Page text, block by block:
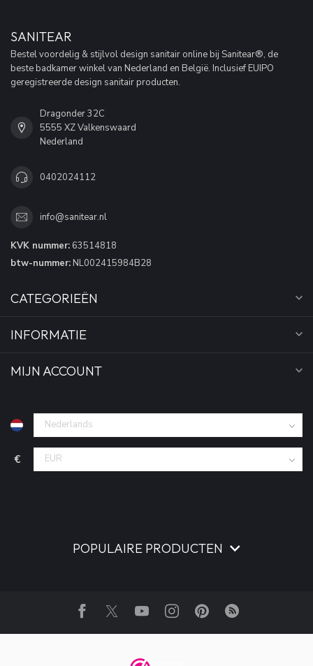
SANITEAR
Bestel voordelig & stijlvol design sanitair online bij Sanitear®, de
beste badkamer winkel van Nederland en België. Inclusief EUIPO
geregistreerde design sanitair producten.
Dragonder 32C
5555 XZ Valkenswaard
Nederland
0402024112
info@sanitear.nl
KVK nummer: 63514818
btw-nummer: NL002415984B28
CATEGORIEËN
INFORMATIE
MIJN ACCOUNT
€
POPULAIRE PRODUCTEN